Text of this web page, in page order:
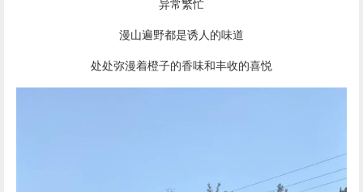
异常繁忙
漫山遍野都是诱人的味道
处处弥漫着橙子的香味和丰收的喜悦